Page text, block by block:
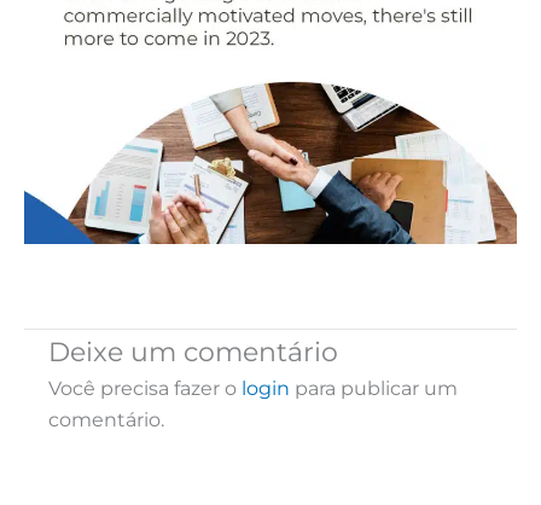
Deixe um comentário
Você precisa fazer o login para publicar um
comentário.